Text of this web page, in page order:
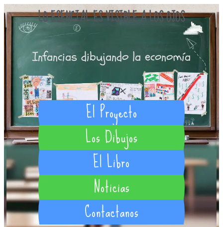
LO ESENCIAL ES VISIBLE A LOS OJOS
Infancias dibujando la economía
El Proyecto
Los Dibujos
El Libro
Noticias
Contactanos